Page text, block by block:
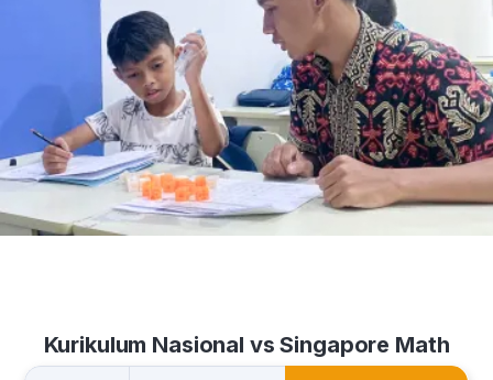
Kurikulum Nasional vs Singapore Math